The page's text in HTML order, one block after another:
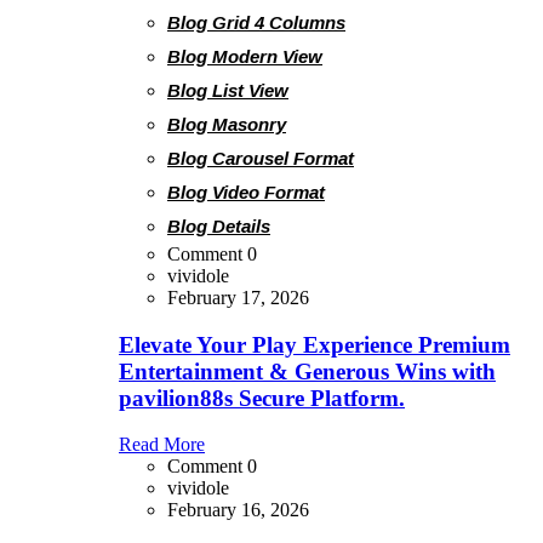
Blog Grid 4 Columns
Blog Modern View
Blog List View
Blog Masonry
Blog Carousel Format
Blog Video Format
Blog Details
Comment 0
vividole
February 17, 2026
Elevate Your Play Experience Premium
Entertainment & Generous Wins with
pavilion88s Secure Platform.
Read More
Comment 0
vividole
February 16, 2026